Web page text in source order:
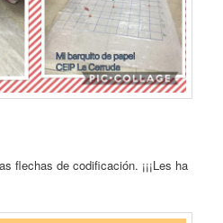
flechas de codificación. ¡¡¡Les ha